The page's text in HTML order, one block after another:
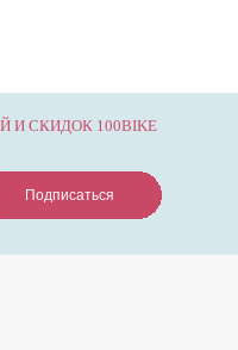
И СКИДОК 100BIKE
Подписаться
Подписаться
Подписаться